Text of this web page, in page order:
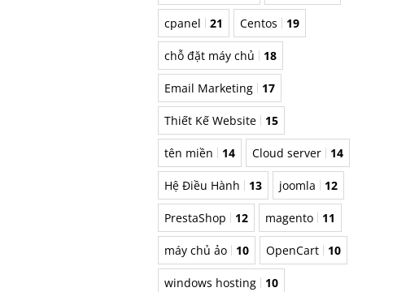
cpanel 21 Centos 19
chỗ đặt máy chủ 18
Email Marketing 17
Thiết Kế Website 15
tên miền 14 Cloud server 14
Hệ Điều Hành 13 joomla 12
PrestaShop 12 magento 11
máy chủ ảo 10 OpenCart 10
windows hosting 10